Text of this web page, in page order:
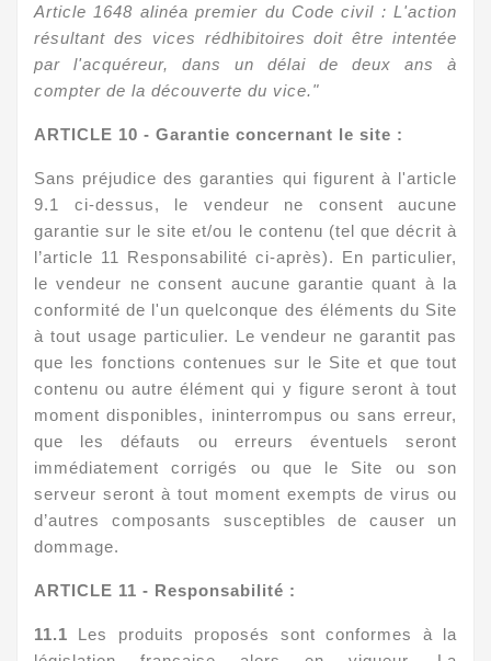
Article 1648 alinéa premier du Code civil : L'action
résultant des vices rédhibitoires doit être intentée
par l'acquéreur, dans un délai de deux ans à
compter de la découverte du vice."
ARTICLE 10 - Garantie concernant le site :
Sans préjudice des garanties qui figurent à l'article
9.1 ci-dessus, le vendeur ne consent aucune
garantie sur le site et/ou le contenu (tel que décrit à
l’article 11 Responsabilité ci-après). En particulier,
le vendeur ne consent aucune garantie quant à la
conformité de l'un quelconque des éléments du Site
à tout usage particulier. Le vendeur ne garantit pas
que les fonctions contenues sur le Site et que tout
contenu ou autre élément qui y figure seront à tout
moment disponibles, ininterrompus ou sans erreur,
que les défauts ou erreurs éventuels seront
immédiatement corrigés ou que le Site ou son
serveur seront à tout moment exempts de virus ou
d’autres composants susceptibles de causer un
dommage.
ARTICLE 11 - Responsabilité :
11.1 Les produits proposés sont conformes à la